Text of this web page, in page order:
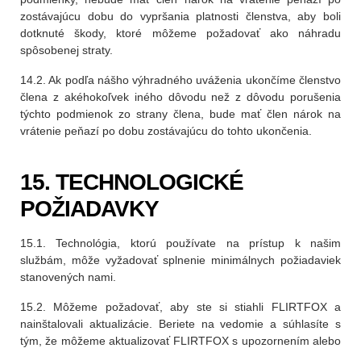
zostávajúcu dobu do vypršania platnosti členstva, aby boli
dotknuté škody, ktoré môžeme požadovať ako náhradu
spôsobenej straty.
14.2. Ak podľa nášho výhradného uváženia ukončíme členstvo
člena z akéhokoľvek iného dôvodu než z dôvodu porušenia
týchto podmienok zo strany člena, bude mať člen nárok na
vrátenie peňazí po dobu zostávajúcu do tohto ukončenia.
15. TECHNOLOGICKÉ
POŽIADAVKY
15.1. Technológia, ktorú používate na prístup k našim
službám, môže vyžadovať splnenie minimálnych požiadaviek
stanovených nami.
15.2. Môžeme požadovať, aby ste si stiahli FLIRTFOX a
nainštalovali aktualizácie. Beriete na vedomie a súhlasíte s
tým, že môžeme aktualizovať FLIRTFOX s upozornením alebo